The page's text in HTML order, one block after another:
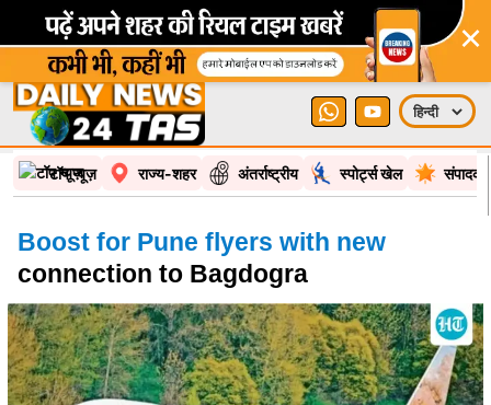
×
टॉप न्यूज़ राज्य-शहर अंतर्राष्ट्रीय स्पोर्ट्स खेल
Boost for Pune flyers with new
connection to Bagdogra